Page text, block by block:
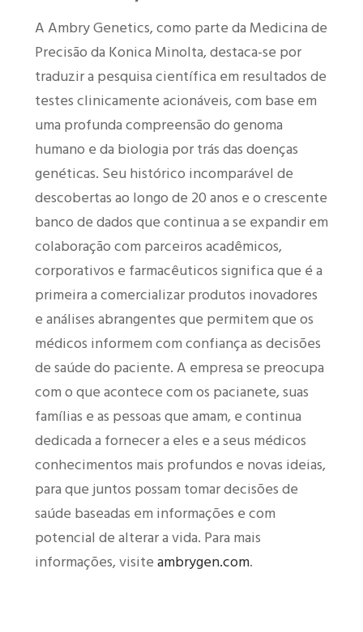
A Ambry Genetics, como parte da Medicina de
Precisão da Konica Minolta, destaca-se por
traduzir a pesquisa científica em resultados de
testes clinicamente acionáveis, com base em
uma profunda compreensão do genoma
humano e da biologia por trás das doenças
genéticas. Seu histórico incomparável de
descobertas ao longo de 20 anos e o crescente
banco de dados que continua a se expandir em
colaboração com parceiros acadêmicos,
corporativos e farmacêuticos significa que é a
primeira a comercializar produtos inovadores
e análises abrangentes que permitem que os
médicos informem com confiança as decisões
de saúde do paciente. A empresa se preocupa
com o que acontece com os pacianete, suas
famílias e as pessoas que amam, e continua
dedicada a fornecer a eles e a seus médicos
conhecimentos mais profundos e novas ideias,
para que juntos possam tomar decisões de
saúde baseadas em informações e com
potencial de alterar a vida. Para mais
informações, visiteambrygen.com.